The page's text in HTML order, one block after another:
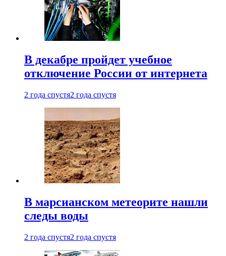
В декабре пройдет учебное
отключение России от интернета
2 года спустя2 года спустя
В марсианском метеорите нашли
следы воды
2 года спустя2 года спустя